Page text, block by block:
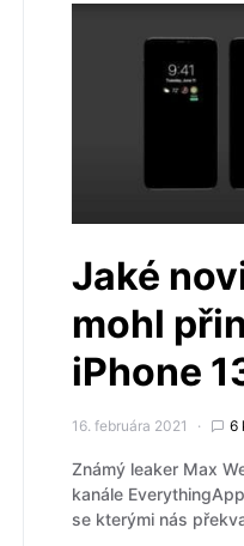
Jaké
mohl
iPhone
16. februára 2021 6
Známý leaker Max
kanále
se kterými nás